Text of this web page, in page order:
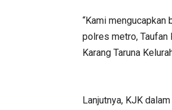
“Kami mengucapkan
polres metro, Taufan
Karang Taruna
Lanjutnya, KJK